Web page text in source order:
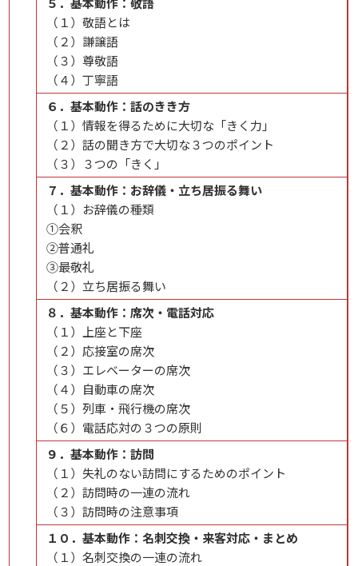
（１）敬語とは​​​​​
（２）謙譲語​​​​
（３）尊敬語​​​​​
（４）丁寧語​​
６．基本動作：話のきき方​​​​​
（１）情報を得るために大切な「きく力」​​​​​​
（２）話の聞き方で大切な３つのポイント​​​​​
（３）３つの「きく」
７．基本動作：お辞儀・立ち居振る舞い​​​​​
（１）お辞儀の種類​​​​​​​
①会釈​​​​​​​​
②普通礼​​​​​​​​
③最敬礼​​​​​​​​
（２）立ち居振る舞い
８．基本動作：席次・電話対応​​​​​​​
（１）上座と下座​​​​​​​​
（２）応接室の席次​​​​​​​​​
（３）エレベーターの席次​​​​​​​​​
（４）自動車の席次​
（５）列車・飛行機の席次​​​​​​​​
（６）電話応対の３つの原則
９．基本動作：訪問​​​​​​​​​​
（１）失礼のない訪問にするためのポイント​​​​​​​​​
（２）訪問時の一連の流れ​​​​​​​​​​
（３）訪問時の注意事項
１０．基本動作：名刺交換・来客対応・まとめ​​​​​​​​​​​​​
（１）名刺交換の一連の流れ​​​​​​​​​​